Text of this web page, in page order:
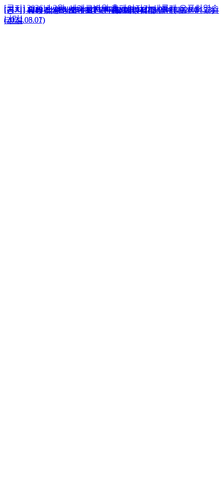
[공지] 2026년 3월, 세계로병원 홈페이지가 새롭게 오픈하였습
니다!
[공지] 12세 남성청소년 HPV 무료 예방접종 안내(2026.04.23)
[공지] 외래 접수 시간 변경 안내(2026.04.01)
[공지] 유방갑상선센터 초진(신환) 예약제 도입 안내
(2024.05.07)
[공지] 유방갑상선센터 재진 환자 초음파 검사 예약 안내
(2022.08.01)
[공지] 2026년 3월, 세계로병원 홈페이지가 새롭게 오픈하였습
니다!
[공지] 12세 남성청소년 HPV 무료 예방접종 안내(2026.04.23)
[공지] 외래 접수 시간 변경 안내(2026.04.01)